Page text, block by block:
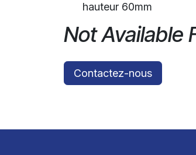
hauteur 60mm
Not Available
Contactez-nous